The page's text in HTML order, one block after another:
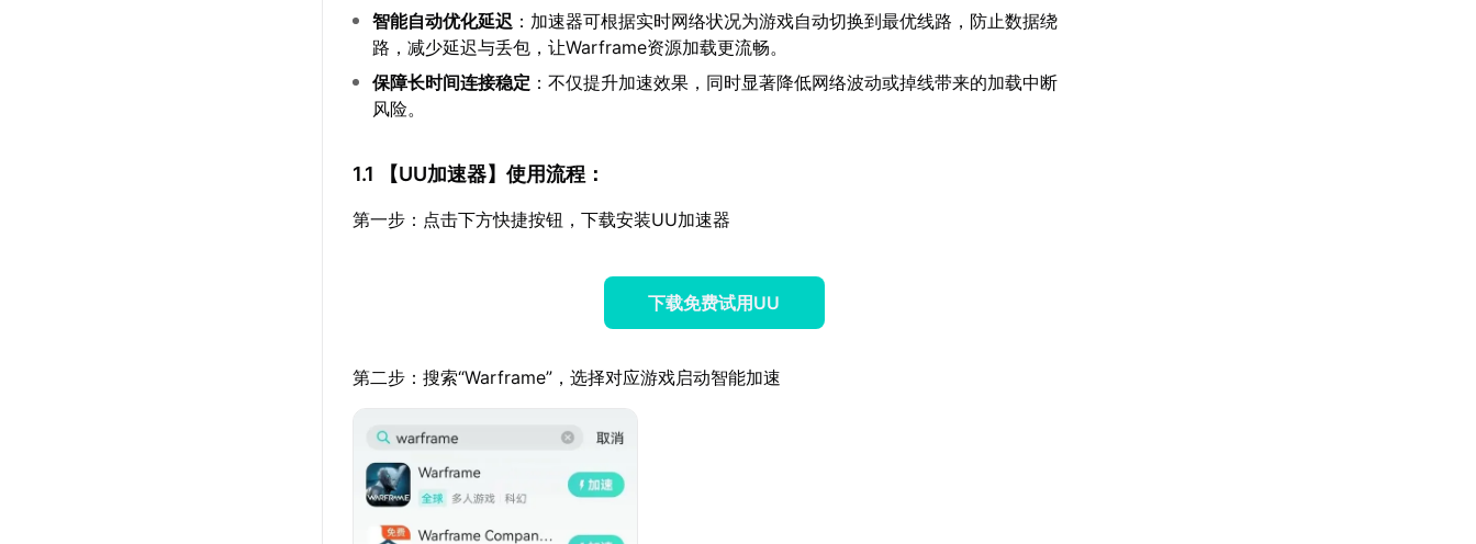
智能自动优化延迟 ：加速器可根据实时网络状况为游戏自动切换到最优线路，防止数据绕
路，减少延迟与丢包，让Warframe资源加载更流畅。
保障长时间连接稳定 ：不仅提升加速效果，同时显著降低网络波动或掉线带来的加载中断
风险。
1.1 【UU加速器】使用流程：
第一步：点击下方快捷按钮，下载安装UU加速器
下载免费试用UU
第二步：搜索“Warframe”，选择对应游戏启动智能加速